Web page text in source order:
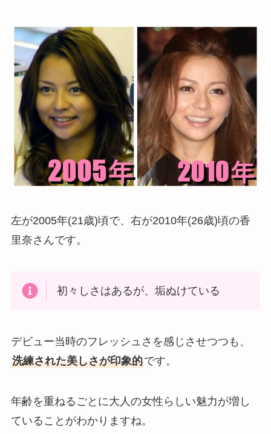
左が2005年(21歳)頃で、右が2010年(26歳)頃の香
里奈さんです。
初々しさはあるが、垢ぬけている
デビュー当時のフレッシュさを感じさせつつも、
洗練された美しさが印象的です。
年齢を重ねるごとに大人の女性らしい魅力が増し
ていることがわかりますね。